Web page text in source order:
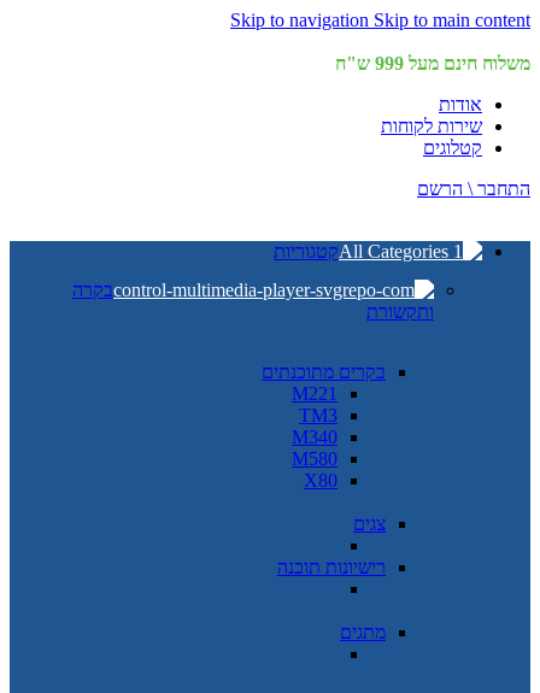
Skip to navigation Skip to main content
משלוח חינם מעל 999 ש"ח
אודות
שירות לקוחות
קטלוגים
התחבר \ הרשם
קטגוריות
בקרה
ותקשורת
בקרים מתוכנתים
M221
TM3
M340
M580
X80
צגים
רישיונות תוכנה
מתגים